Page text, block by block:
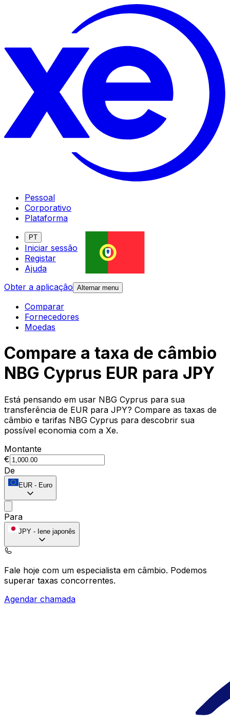
Pessoal
Corporativo
Plataforma
PT
Iniciar sessão
Registar
Ajuda
Obter a aplicação Alternar menu
Comparar
Fornecedores
Moedas
Compare a taxa de câmbio
NBG Cyprus EUR para JPY
Está pensando em usar NBG Cyprus para sua
transferência de EUR para JPY? Compare as taxas de
câmbio e tarifas NBG Cyprus para descobrir sua
possível economia com a Xe.
Montante
€
De
EUR - Euro
Para
JPY - Iene japonês
Fale hoje com um especialista em câmbio. Podemos
superar taxas concorrentes.
Agendar chamada